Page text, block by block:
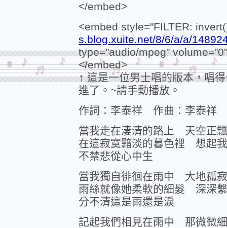
</embed>
<embed style="FILTER:
s.blog.xuite.net/8/6/a/a/
type="audio/mpeg"
</embed>
↑ 這是一位男士唱的版本，唱
進了。~請手動播放。
作詞：李泰祥 作曲：李泰祥
當我走在淒清的路上 天空正
在這寂寞黯淡的暮色裡 想起
不禁悲從心中生
當我獨自徘徊在雨中 大地孤
雨絲就像她柔軟的細髮 深深
分不清這是雨還是淚
記起我們相見在雨中 那微微